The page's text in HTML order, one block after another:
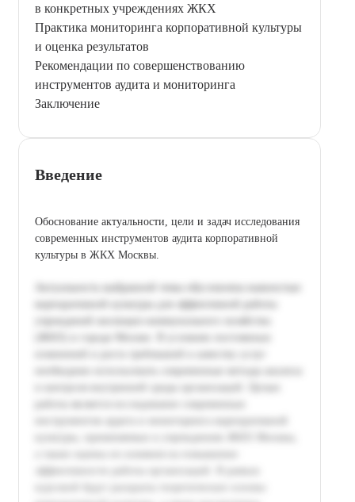
в конкретных учреждениях ЖКХ
Практика мониторинга корпоративной культуры
и оценка результатов
Рекомендации по совершенствованию
инструментов аудита и мониторинга
Заключение
Введение
Обоснование актуальности, цели и задач исследования
современных инструментов аудита корпоративной
культуры в ЖКХ Москвы.